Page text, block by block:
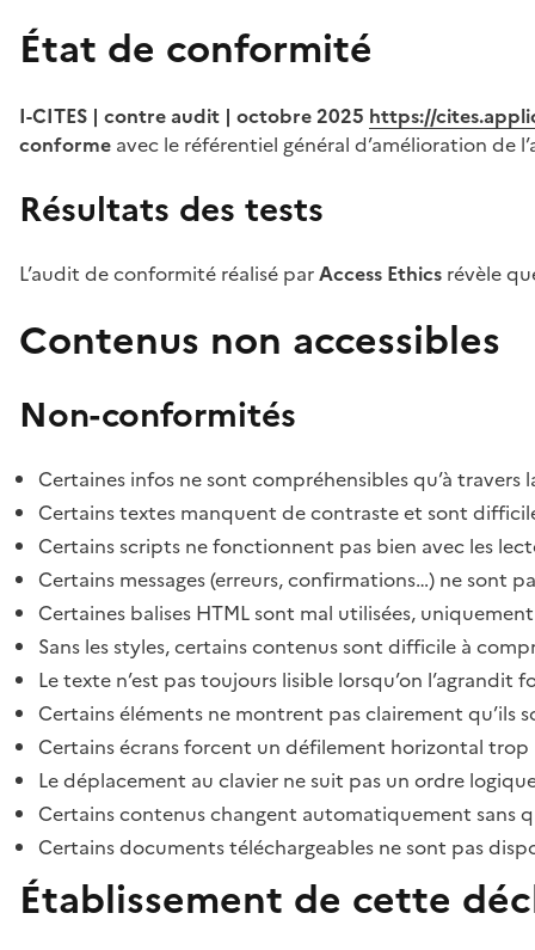
État de conformité
I-CITES | contre audit | octobre 2025 https://
conforme avec le référentiel général d’amélioration de
Résultats des tests
L’audit de conformité réalisé parAccess Ethics révèle
Contenus non accessibles
Non-conformités
Certaines infos ne sont compréhensibles qu’à travers
Certains textes manquent de contraste et sont
Certains scripts ne fonctionnent pas bien avec les
Certains messages (erreurs, confirmations…) ne sont
Certaines balises HTML sont mal utilisées,
Sans les styles, certains contenus sont difficile à
Le texte n’est pas toujours lisible lorsqu’on l’agrandit
Certains éléments ne montrent pas clairement qu’ils
Certains écrans forcent un défilement horizontal
Le déplacement au clavier ne suit pas un ordre
Certains contenus changent automatiquement sans
Certains documents téléchargeables ne sont pas
Établissement de cette